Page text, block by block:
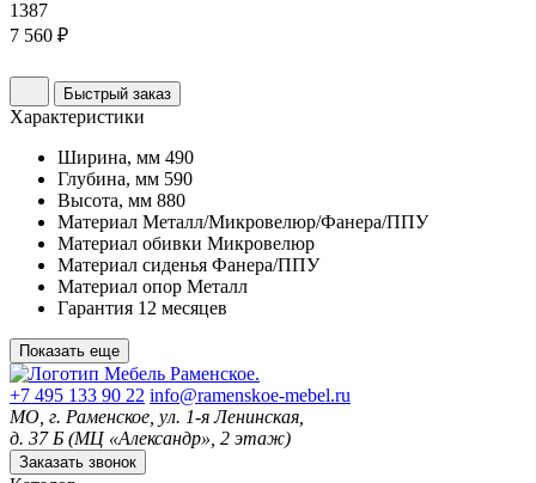
1387
7 560 ₽
Быстрый заказ
Характеристики
Ширина, мм 490
Глубина, мм 590
Высота, мм 880
Материал Металл/Микровелюр/Фанера/ППУ
Материал обивки Микровелюр
Материал сиденья Фанера/ППУ
Материал опор Металл
Гарантия 12 месяцев
Показать еще
+7 495 133 90 22 info@ramenskoe-mebel.ru
МО, г. Раменское, ул. 1-я Ленинская,
д. 37 Б (МЦ «Александр», 2 этаж)
Заказать звонок